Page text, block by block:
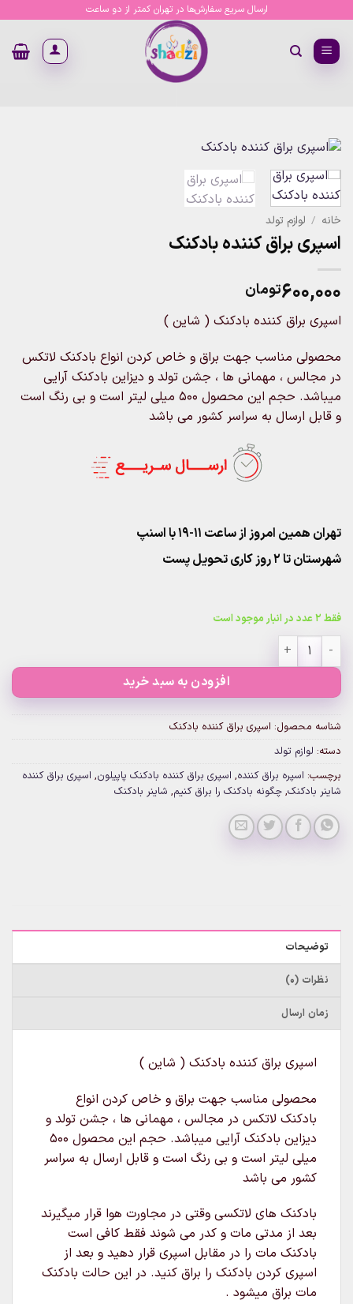
content
ارسال سریع سفارش‌ها در تهران کمتر از دو ساعت
خانه / لوازم تولد
اسپری براق کننده بادکنک
۶۰۰,۰۰۰تومان
اسپری براق کننده بادکنک ( شاین )
محصولی مناسب جهت براق و خاص کردن انواع بادکنک لاتکس
در مجالس ، مهمانی ها ، جشن تولد و دیزاین بادکنک آرایی
میباشد. حجم این محصول ۵۰۰ میلی لیتر است و بی رنگ است
و قابل ارسال به سراسر کشور می باشد
تهران همین امروز از ساعت ۱۱-۱۹ با اسنپ
شهرستان تا 2 روز کاری تحویل پست
فقط 2 عدد در انبار موجود است
اسپری براق کننده بادکنک عدد
افزودن به سبد خرید
شناسه محصول: اسپری براق کننده بادکنک
دسته: لوازم تولد
برچسب: اسپره براق کننده, اسپری براق کننده بادکنک پاپیلون, اسپری براق کننده
شاینر بادکنک, چگونه بادکنک را براق کنیم, شاینر بادکنک
توضیحات
نظرات (0)
زمان ارسال
اسپری براق کننده بادکنک ( شاین )
محصولی مناسب جهت براق و خاص کردن انواع
بادکنک لاتکس در مجالس ، مهمانی ها ، جشن تولد و
دیزاین بادکنک آرایی میباشد. حجم این محصول ۵۰۰
میلی لیتر است و بی رنگ است و قابل ارسال به سراسر
کشور می باشد
بادکنک های لاتکسی وقتی در مجاورت هوا قرار میگیرند
بعد از مدتی مات و کدر می شوند فقط کافی است
بادکنک مات را در مقابل اسپری قرار دهید و بعد از
اسپری کردن بادکنک را براق کنید. در این حالت بادکنک
مات براق میشود .